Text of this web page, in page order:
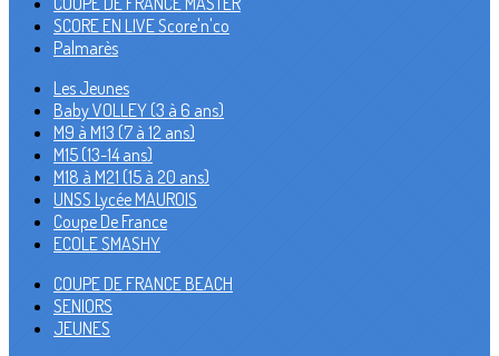
SCORE EN LIVE Score'n'co
Palmarès
Les Jeunes
Baby VOLLEY (3 à 6 ans)
M9 à M13 (7 à 12 ans)
M15 (13-14 ans)
M18 à M21 (15 à 20 ans)
UNSS Lycée MAUROIS
Coupe De France
ECOLE SMASHY
COUPE DE FRANCE BEACH
SENIORS
JEUNES